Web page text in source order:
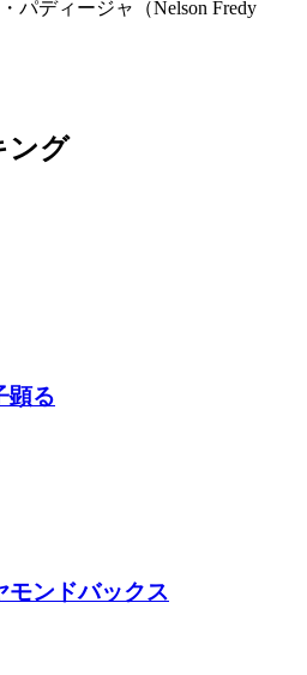
パディージャ（Nelson Fredy
ング
顕る
モンドバックス